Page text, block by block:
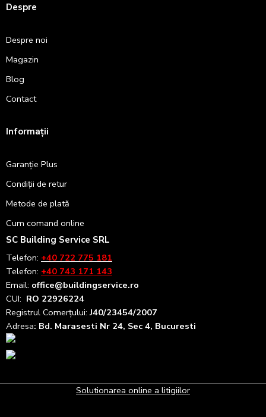
Despre
Despre noi
Magazin
Blog
Contact
Informații
Garanție Plus
Condiții de retur
Metode de plată
Cum comand online
SC Building Service SRL
Telefon: +40 722 775 181
Telefon: +40 743 171 143
Email: office@buildingservice.ro
CUI: RO 22926224
Registrul Comerțului:J40/23454/2007
Adresa: Bd. Marasesti Nr 24, Sec 4, Bucuresti
Solutionarea online a litigiilor